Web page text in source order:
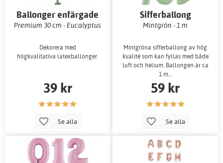
Ballonger enfärgade
Premium 30 cm - Eucalyptus
Dekorera med
högkvalitativa latexballonger.
39 kr
Se alla
Sifferballong
Mintgrön - 1 m
Mintgröna sifferballong av hög
kvalité som kan fyllas med både
luft och helium. Ballongen är ca
1 m…
59 kr
Se alla